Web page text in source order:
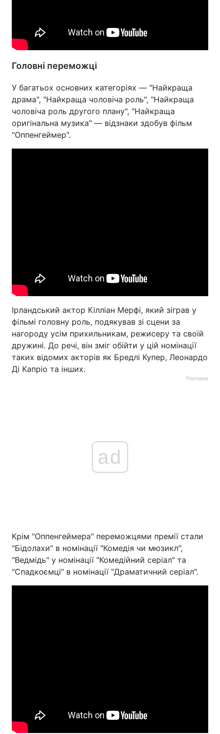
Головні переможці
У багатьох основних категоріях — "Найкраща
драма", "Найкраща чоловіча роль", "Найкраща
чоловіча роль другого плану", "Найкраща
оригінальна музика" — відзнаки здобув фільм
"Оппенгеймер".
Ірландський актор Кілліан Мерфі, який зіграв у
фільмі головну роль, подякував зі сцени за
нагороду усім прихильникам, режисеру та своїй
дружині. До речі, він зміг обійти у цій номінації
таких відомих акторів як Бредлі Купер, Леонардо
Ді Капріо та інших.
Реклама
ad
Крім "Оппенгеймера" переможцями премії стали
"Бідолахи" в номінації "Комедія чи мюзикл",
"Ведмідь" у номінації "Комедійний серіал" та
"Спадкоємці" в номінації "Драматичний серіал".